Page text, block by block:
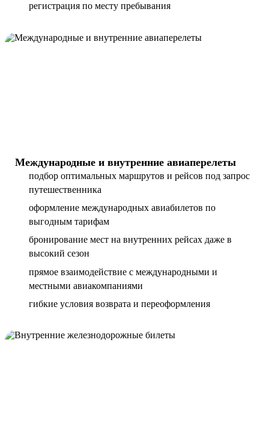
регистрация по месту пребывания
Международные и внутренние авиаперелеты
подбор оптимальных маршрутов и рейсов под запрос
путешественника
оформление международных авиабилетов по
выгодным тарифам
бронирование мест на внутренних рейсах даже в
высокий сезон
прямое взаимодействие с международными и
местными авиакомпаниями
гибкие условия возврата и переоформления